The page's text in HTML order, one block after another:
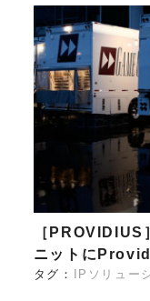
［
ニットに
タグ： IPソリュー